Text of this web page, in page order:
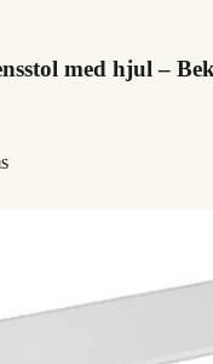
med hjul –